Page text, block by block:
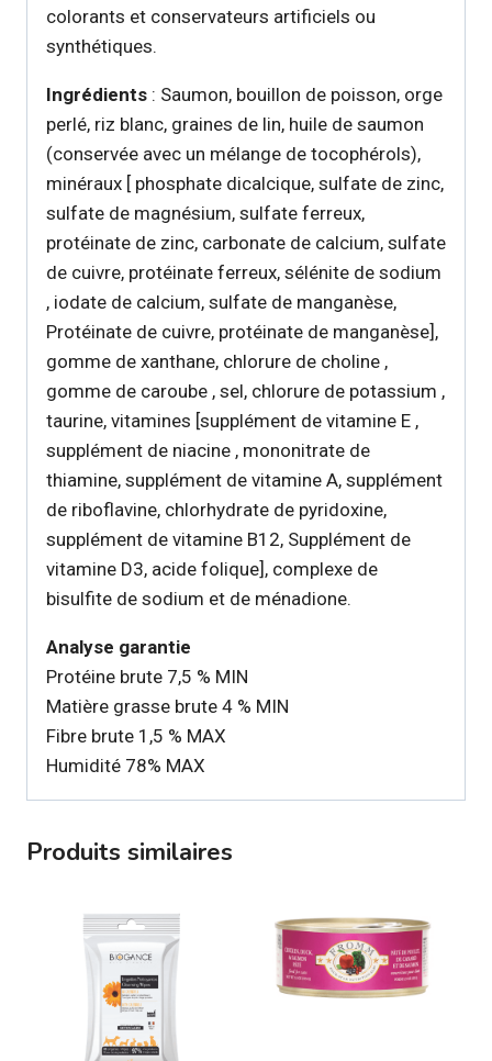
colorants et conservateurs artificiels ou
synthétiques.
Ingrédients : Saumon, bouillon de poisson, orge
perlé, riz blanc, graines de lin, huile de saumon
(conservée avec un mélange de tocophérols),
minéraux [ phosphate dicalcique, sulfate de zinc,
sulfate de magnésium, sulfate ferreux,
protéinate de zinc, carbonate de calcium, sulfate
de cuivre, protéinate ferreux, sélénite de sodium
, iodate de calcium, sulfate de manganèse,
Protéinate de cuivre, protéinate de manganèse],
gomme de xanthane, chlorure de choline ,
gomme de caroube , sel, chlorure de potassium ,
taurine, vitamines [supplément de vitamine E ,
supplément de niacine , mononitrate de
thiamine, supplément de vitamine A, supplément
de riboflavine, chlorhydrate de pyridoxine,
supplément de vitamine B12, Supplément de
vitamine D3, acide folique], complexe de
bisulfite de sodium et de ménadione.
Analyse garantie
Protéine brute 7,5 % MIN
Matière grasse brute 4 % MIN
Fibre brute 1,5 % MAX
Humidité 78% MAX
Produits similaires